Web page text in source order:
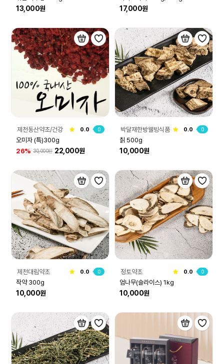
13,000원 17,000원
제천동산약초/건강
원
0.0 0
오미자 (특)300g
26% 30,000원 22,000원
박달재한방웰빙식품 0.0 0
칡 500g
10,000원
제천대림약초 0.0 0
작약 300g
10,000원
정토약초 0.0 0
엄나무(슬라이스) 1kg
10,000원